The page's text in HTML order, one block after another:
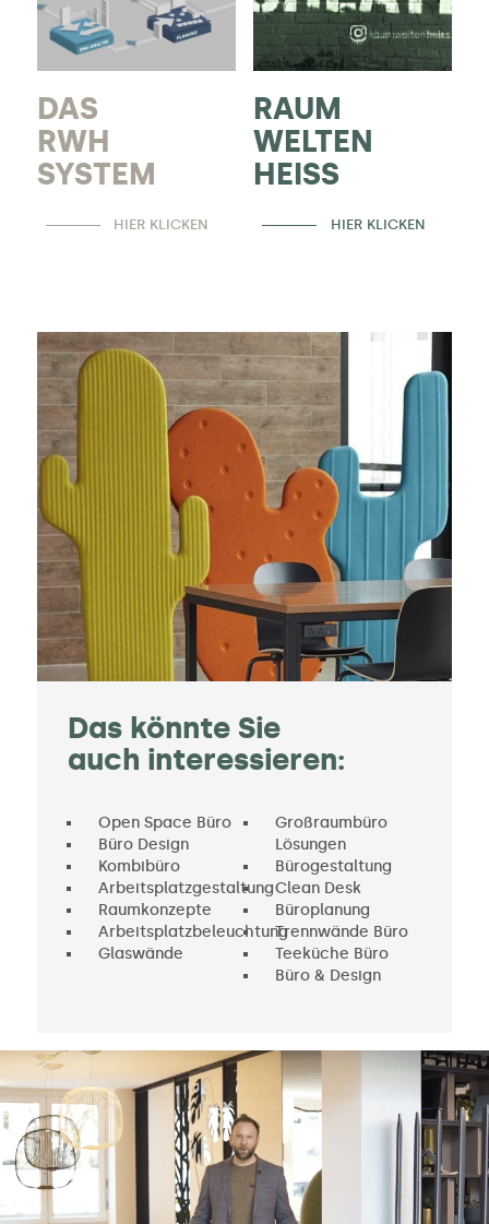
DAS
RWH
SYSTEM
HIER KLICKEN
RAUM
WELTEN
HEISS
HIER KLICKEN
Das könnte Sie
auch interessieren:
Open Space Büro
Büro Design
Kombibüro
Arbeitsplatzgestaltung
Raumkonzepte
Arbeitsplatzbeleuchtung
Glaswände
Großraumbüro
Lösungen
Bürogestaltung
Clean Desk
Büroplanung
Trennwände Büro
Teeküche Büro
Büro & Design